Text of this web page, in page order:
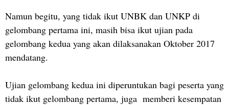
Namun begitu, yang tidak ikut UNBK dan UNKP di
gelombang pertama ini, masih bisa ikut ujian pada
gelombang kedua yang akan dilaksanakan Oktober 2017
mendatang.
Ujian gelombang kedua ini diperuntukan bagi peserta yang
tidak ikut gelombang pertama, juga memberi kesempatan